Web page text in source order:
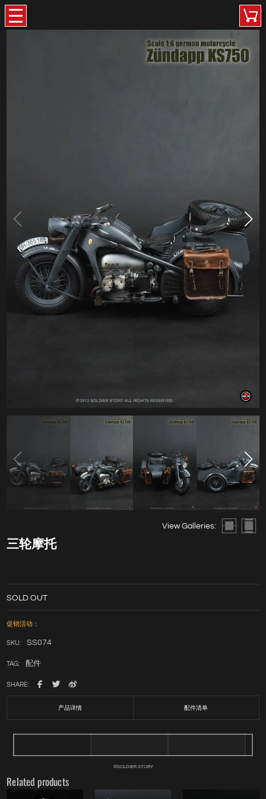
View Galleries:
三轮摩托
SOLD OUT
促销活动：
SKU: SS074
TAG: 配件
SHARE:
产品详情 配件清单
©SOLDIER STORY
Related products